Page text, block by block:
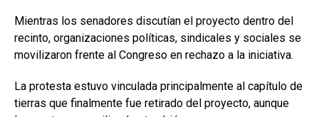
Mientras los senadores discutían el proyecto dentro del
recinto, organizaciones políticas, sindicales y sociales se
movilizaron frente al Congreso en rechazo a la iniciativa.
La protesta estuvo vinculada principalmente al capítulo de
tierras que finalmente fue retirado del proyecto, aunque